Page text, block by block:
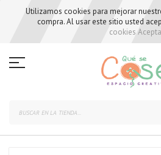
Utilizamos cookies para mejorar
compra. Al usar este sitio usted
cookies
to
Content